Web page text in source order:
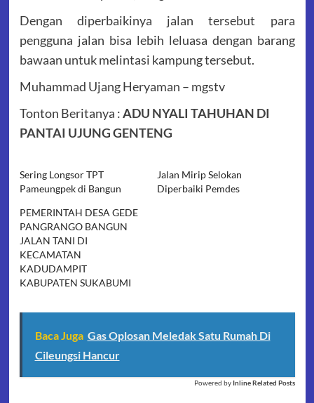
Dengan diperbaikinya jalan tersebut para
pengguna jalan bisa lebih leluasa dengan barang
bawaan untuk melintasi kampung tersebut.
Muhammad Ujang Heryaman – mgstv
Tonton Beritanya :ADU NYALI TAHUHAN DI
PANTAI UJUNG GENTENG
Sering Longsor TPT
Pameungpek di Bangun
Jalan Mirip Selokan
Diperbaiki Pemdes
PEMERINTAH DESA GEDE
PANGRANGO BANGUN
JALAN TANI DI
KECAMATAN
KADUDAMPIT
KABUPATEN SUKABUMI
Baca Juga Gas Oplosan Meledak Satu Rumah Di
Cileungsi Hancur
Powered by Inline Related Posts